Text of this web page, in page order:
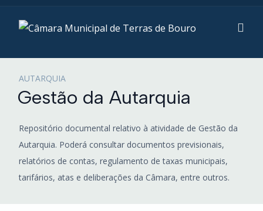
AUTARQUIA
Gestão da Autarquia
Repositório documental relativo à atividade de Gestão da
Autarquia. Poderá consultar documentos previsionais,
relatórios de contas, regulamento de taxas municipais,
tarifários, atas e deliberações da Câmara, entre outros.